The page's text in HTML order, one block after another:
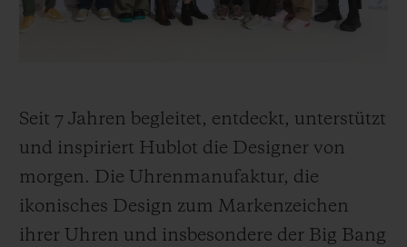
Seit 7 Jahren begleitet, entdeckt, unterstützt
und inspiriert Hublot die Designer von
morgen. Die Uhrenmanufaktur, die
ikonisches Design zum Markenzeichen
ihrer Uhren und insbesondere der Big Bang